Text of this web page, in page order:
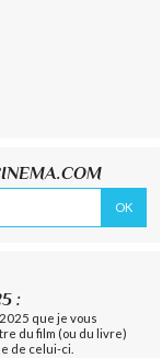
:
que je vous
du film (ou du livre)
de celui-ci.